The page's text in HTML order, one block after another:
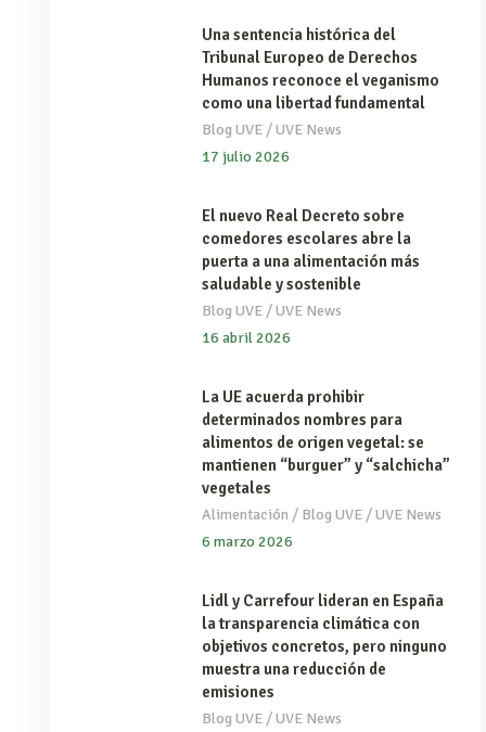
Una sentencia histórica del
Tribunal Europeo de Derechos
Humanos reconoce el veganismo
como una libertad fundamental
Blog UVE/UVE News
17 julio 2026
El nuevo Real Decreto sobre
comedores escolares abre la
puerta a una alimentación más
saludable y sostenible
Blog UVE/UVE News
16 abril 2026
La UE acuerda prohibir
determinados nombres para
alimentos de origen vegetal: se
mantienen “burguer” y “salchicha”
vegetales
Alimentación / Blog UVE/UVE News
6 marzo 2026
Lidl y Carrefour lideran en España
la transparencia climática con
objetivos concretos, pero ninguno
muestra una reducción de
emisiones
Blog UVE/UVE News